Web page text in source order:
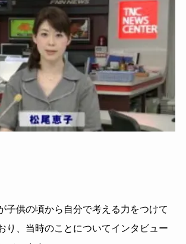
子供の頃から自分で考える力をつけて
り、当時のことについてインタビュー